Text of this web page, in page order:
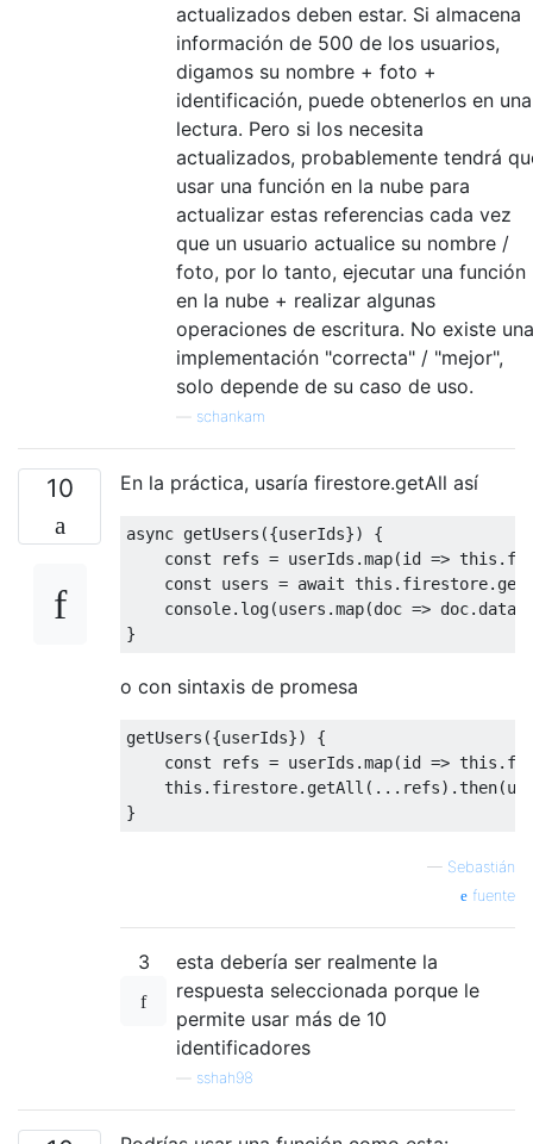
actualizados deben estar. Si almacena
información de 500 de los usuarios,
digamos su nombre + foto +
identificación, puede obtenerlos en una
lectura. Pero si los necesita
actualizados, probablemente tendrá
usar una función en la nube para
actualizar estas referencias cada vez
que un usuario actualice su nombre /
foto, por lo tanto, ejecutar una función
en la nube + realizar algunas
operaciones de escritura. No existe una
implementación "correcta" / "mejor",
solo depende de su caso de uso.
schankam
10 En la práctica, usaría firestore.getAll así
async getUsers({userIds}) {
const refs = userIds.map(id =>
const users = await
console.log(users.map(doc =>
o con sintaxis de promesa
getUsers({userIds}) {
const refs = userIds.map(id =>
— Sebastián
fuente
3
esta debería ser realmente la
respuesta seleccionada porque le
permite usar más de 10
identificadores
sshah98